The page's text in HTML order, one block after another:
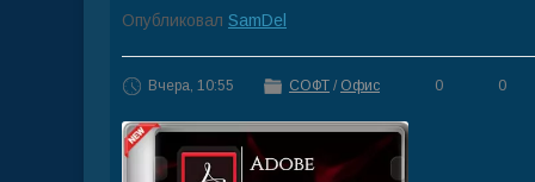
Опубликовал SamDel
Вчера, 10:55 СОФТ / Офис 0 0